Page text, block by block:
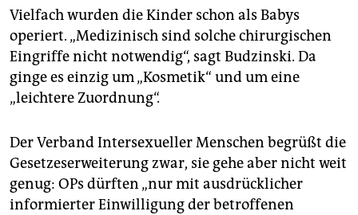
Vielfach wurden die Kinder schon als Babys
operiert. „Medizinisch sind solche chirurgischen
Eingriffe nicht notwendig“, sagt Budzinski. Da
ginge es einzig um „Kosmetik“ und um eine
„leichtere Zuordnung“.
Der Verband Intersexueller Menschen begrüßt die
Gesetzeserweiterung zwar, sie gehe aber nicht weit
genug: OPs dürften „nur mit ausdrücklicher
informierter Einwilligung der betroffenen